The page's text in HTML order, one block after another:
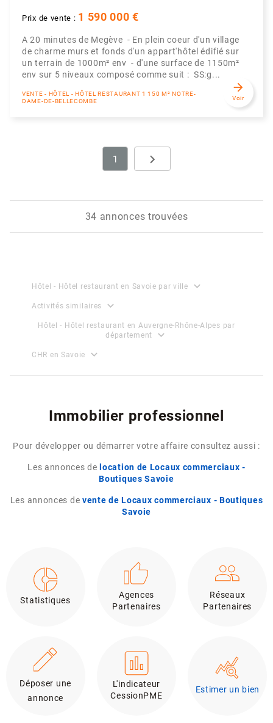
Prix de vente : 1 590 000 €
A 20 minutes de Megève - En plein coeur d'un village
de charme murs et fonds d'un appart'hôtel édifié sur
un terrain de 1000m² env - d'une surface de 1150m²
env sur 5 niveaux composé comme suit : SS:g...
VENTE - HÔTEL - HÔTEL RESTAURANT 1 150 M² NOTRE-
DAME-DE-BELLECOMBE
arrow_forward
Voir
1 navigate_next
34 annonces trouvées
Hôtel - Hôtel restaurant en Savoie par ville expand_more
Activités similaires expand_more
Hôtel - Hôtel restaurant en Auvergne-Rhône-Alpes par
département
expand_more
CHR en Savoie expand_more
Immobilier professionnel
Pour développer ou démarrer votre affaire consultez aussi :
Les annonces de location de Locaux commerciaux -
Boutiques Savoie
Les annonces de vente de Locaux commerciaux - Boutiques
Savoie
Statistiques
Agences
Partenaires
Réseaux
Partenaires
Déposer une
annonce
L'indicateur
CessionPME
Estimer un bien